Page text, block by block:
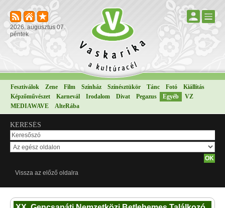
2026. augusztus 07.
péntek
Fesztiválok Zene Film Színház Színésztükör Tánc Fotó
Kiállítás
Képzőművészet
Karnevál Irodalom Divat Pegazus Egyéb
VZ
MEDIAWAVE
AlteRába
KERESÉS
Vissza az előző oldalra